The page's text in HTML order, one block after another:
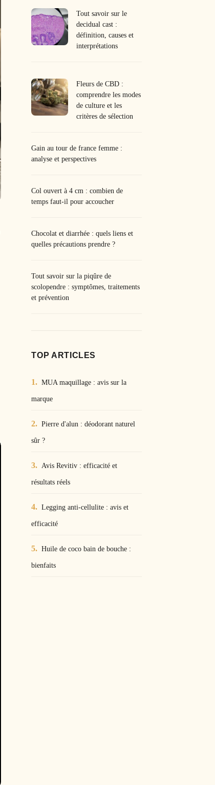
Tout savoir sur le
decidual cast :
définition, causes et
interprétations
Fleurs de CBD :
comprendre les modes
de culture et les
critères de sélection
Gain au tour de france femme :
analyse et perspectives
Col ouvert à 4 cm : combien de
temps faut-il pour accoucher
Chocolat et diarrhée : quels liens et
quelles précautions prendre ?
Tout savoir sur la piqûre de
scolopendre : symptômes, traitements
et prévention
TOP ARTICLES
MUA maquillage : avis sur la
marque
Pierre d'alun : déodorant naturel
sûr ?
Avis Revitiv : efficacité et
résultats réels
Legging anti-cellulite : avis et
efficacité
Huile de coco bain de bouche :
bienfaits